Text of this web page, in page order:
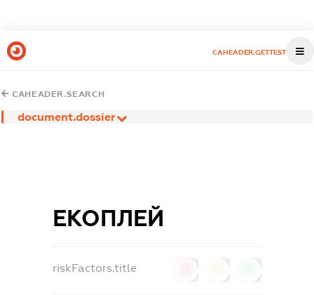
CAHEADER.GETTEST
CAHEADER.SEARCH
document.dossier
ЕКОПЛЕЙ
riskFactors.title